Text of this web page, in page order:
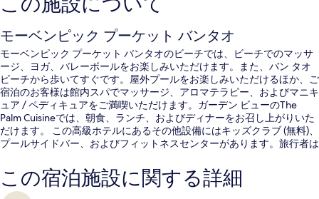
モーベンピック プーケット バンタオ
モーベンピック プーケット バンタオのビーチでは、ビーチでのマッサ
ージ、ヨガ、バレーボールをお楽しみいただけます。また、バン タオ
ビーチから歩いてすぐです。屋外プールをお楽しみいただけるほか、ご
宿泊のお客様は館内スパでマッサージ、アロマテラピー、およびマニキ
ュア / ペディキュアをご満喫いただけます。ガーデン ビューのThe
Palm Cuisineでは、朝食、ランチ、およびディナーをお召し上がりいた
だけます。 この高級ホテルにあるその他設備にはキッズクラブ (無料)、
プールサイドバー、およびフィットネスセンターがあります。旅行者は
この宿泊施設に関する詳細